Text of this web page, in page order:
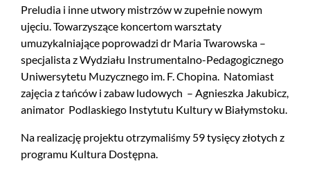
Preludia i inne utwory mistrzów w zupełnie nowym
ujęciu. Towarzyszące koncertom warsztaty
umuzykalniające poprowadzi dr Maria Twarowska –
specjalista z Wydziału Instrumentalno-Pedagogicznego
Uniwersytetu Muzycznego im. F. Chopina. Natomiast
zajęcia z tańców i zabaw ludowych – Agnieszka Jakubicz,
animator Podlaskiego Instytutu Kultury w Białymstoku.
Na realizację projektu otrzymaliśmy 59 tysięcy złotych z
programu Kultura Dostępna.